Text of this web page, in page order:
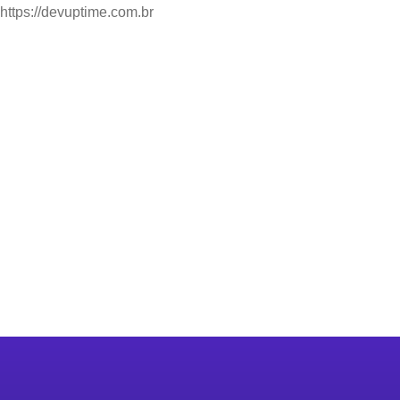
https://devuptime.com.br